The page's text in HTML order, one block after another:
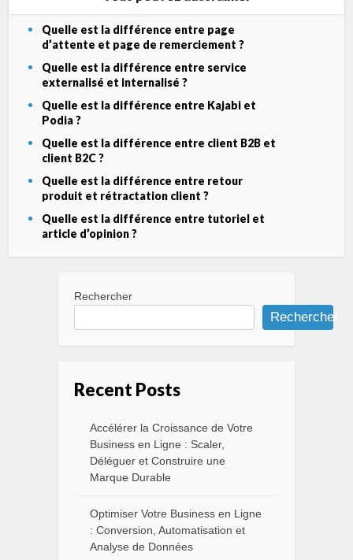
Quelle est la différence entre page
d’attente et page de remerciement ?
Quelle est la différence entre service
externalisé et internalisé ?
Quelle est la différence entre Kajabi et
Podia ?
Quelle est la différence entre client B2B et
client B2C ?
Quelle est la différence entre retour
produit et rétractation client ?
Quelle est la différence entre tutoriel et
article d’opinion ?
Rechercher
Rechercher
Recent Posts
Accélérer la Croissance de Votre
Business en Ligne : Scaler,
Déléguer et Construire une
Marque Durable
Optimiser Votre Business en Ligne
: Conversion, Automatisation et
Analyse de Données